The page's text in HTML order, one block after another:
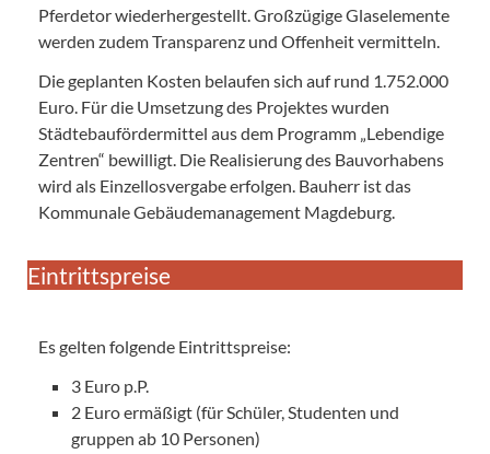
Pferdetor wiederhergestellt. Großzügige Glaselemente
werden zudem Transparenz und Offenheit vermitteln.
Die geplanten Kosten belaufen sich auf rund 1.752.000
Euro. Für die Umsetzung des Projektes wurden
Städtebaufördermittel aus dem Programm „Lebendige
Zentren“ bewilligt. Die Realisierung des Bauvorhabens
wird als Einzellosvergabe erfolgen. Bauherr ist das
Kommunale Gebäudemanagement Magdeburg.
Eintrittspreise
Es gelten folgende Eintrittspreise:
3 Euro p.P.
2 Euro ermäßigt (für Schüler, Studenten und
gruppen ab 10 Personen)